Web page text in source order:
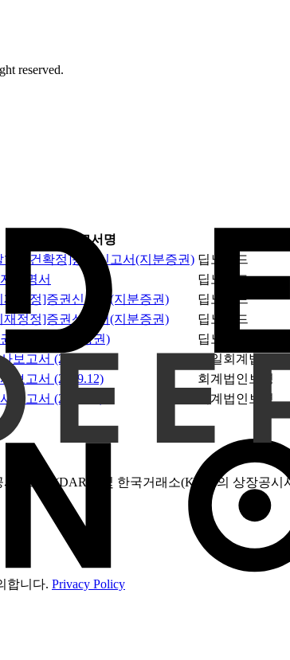
reserved.
보고서명
행조건확정]증권신고서(지분증권) 딥노이드
설명서
딥노이드
재정정]증권신고서(지분증권)
딥노이드
재정정]증권신고서(지분증권)
딥노이드
신고서(지분증권)
딥노이드
사보고서 (2020.12)
삼일회계법인
보고서 (2019.12)
회계법인보명
보고서 (2018.12)
회계법인보명
시스템(DART) 및 한국거래소(KRX)의 상장공
합니다. Privacy Policy